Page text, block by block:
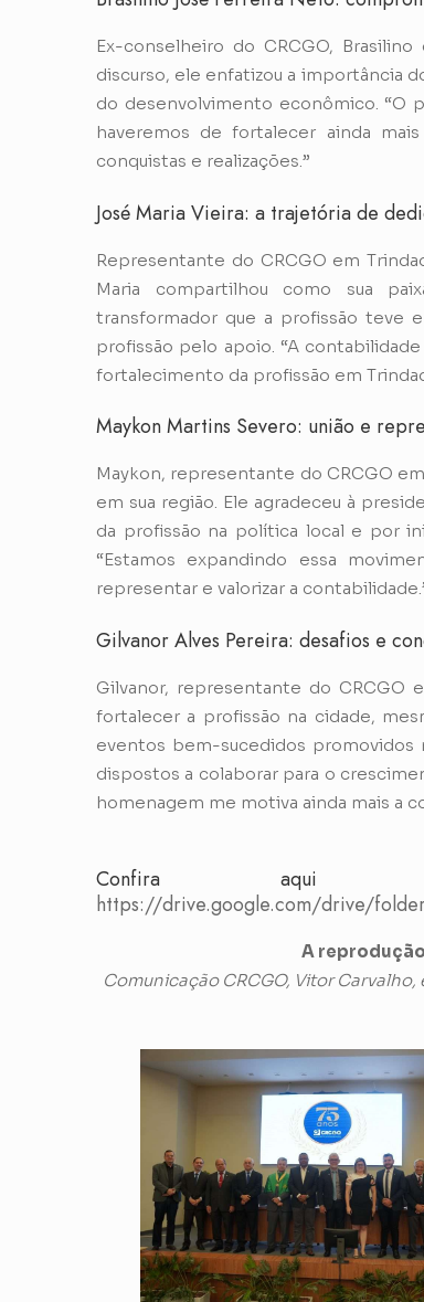
Ex-conselheiro do CRCGO,
discurso, ele enfatizou a importância
do desenvolvimento econômico. “O
haveremos de fortalecer ainda
conquistas e realizações.”
José Maria Vieira: a trajetória de
Representante do CRCGO em
Maria compartilhou como sua
transformador que a profissão teve
profissão pelo apoio. “A
fortalecimento da profissão em
Maykon Martins Severo: união e
Maykon, representante do CRCGO
em sua região. Ele agradeceu à
da profissão na política local e por
“Estamos expandindo essa
representar e valorizar a
Gilvanor Alves Pereira: desafios e
Gilvanor, representante do CRCGO
fortalecer a profissão na cidade,
eventos bem-sucedidos promovidos
dispostos a colaborar para o
homenagem me motiva ainda mais a
Confira
https://drive.google.com/drive/
A
Comunicação CRCGO, Vitor